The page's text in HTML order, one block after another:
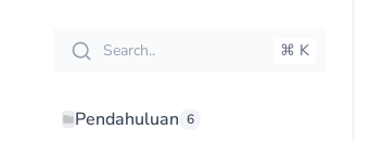
Search.. ⌘ K
Pendahuluan 6